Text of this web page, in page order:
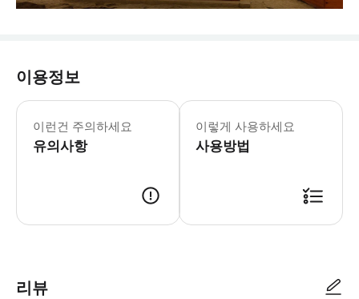
이용정보
이런건 주의하세요
유의사항
▶왕들의 계곡과 함께하는 카이로 출
▶카르나크 & 룩소르 신전과 함께하
이렇게 사용하세요
사용방법
리뷰